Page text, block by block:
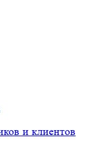
и клиентов